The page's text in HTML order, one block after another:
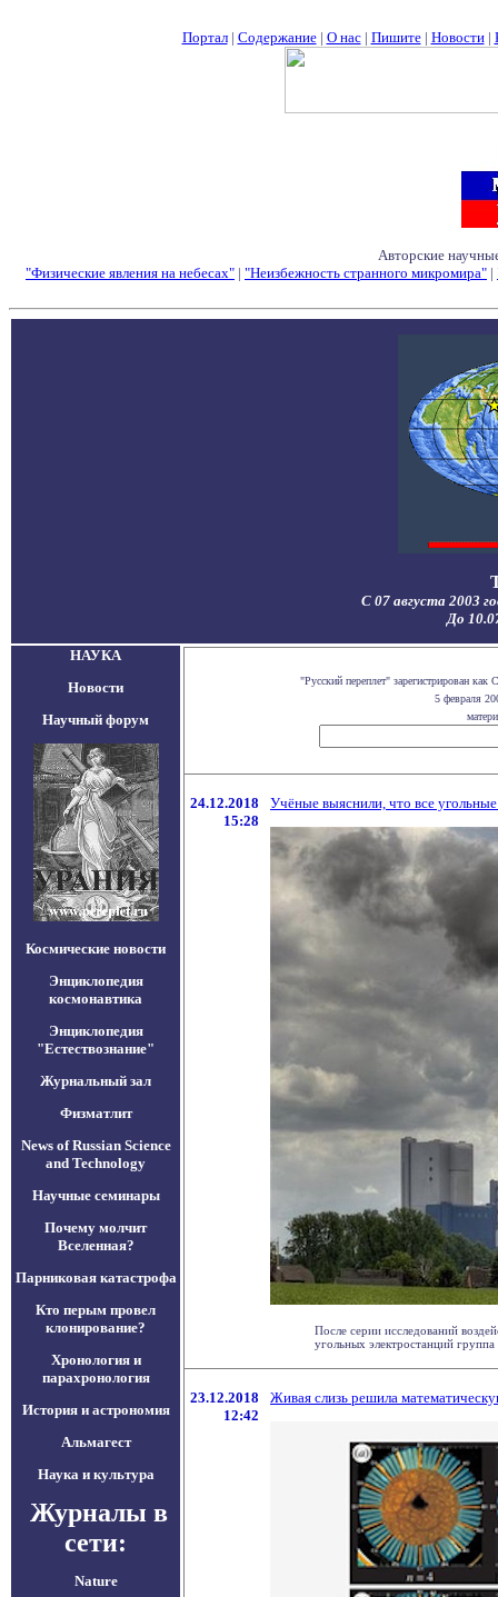
Портал| Содержание| О нас| Пишите| Новости|
Авторские
"Физические явления на небесах" | "Неизбежность странного микромира" |
С 07 августа 2003
До
НАУКА
Новости
Научный форум
Космические новости
Энциклопедия
космонавтика
Энциклопедия
"Естествознание"
Журнальный зал
Физматлит
News of Russian Science
and Technology
Научные семинары
Почему молчит
Вселенная?
Парниковая катастрофа
Кто перым провел
клонирование?
Хронология и
парахронология
История и астрономия
Альмагест
Наука и культура
Журналы в
сети:
Nature
"Русский переплет" зарегистрирован
5 февраля
24.12.2018
15:28
Учёные выяснили, что все
После серии исследований
угольных электростанций
23.12.2018
12:42
Живая слизь решила